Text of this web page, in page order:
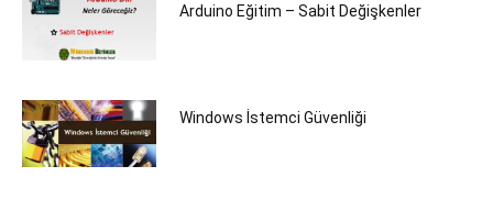
Arduino Eğitim – Sabit Değişkenler
Windows İstemci Güvenliği